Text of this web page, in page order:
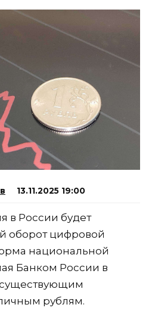
13.11.2025 19:00
в России будет
оборот цифровой
национальной
Банком России в
рублям.